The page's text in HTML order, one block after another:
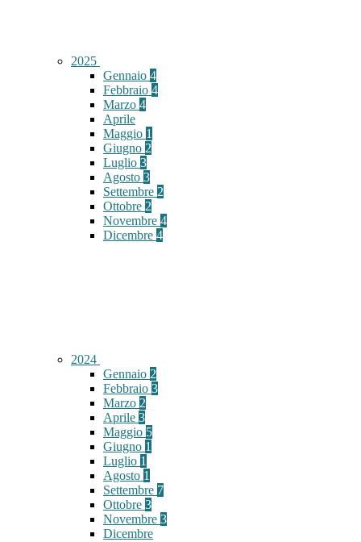
2025
Gennaio 4
Febbraio 4
Marzo 4
Aprile
Maggio 1
Giugno 2
Luglio 3
Agosto 3
Settembre 2
Ottobre 2
Novembre 4
Dicembre 4
2024
Gennaio 2
Febbraio 3
Marzo 2
Aprile 3
Maggio 5
Giugno 1
Luglio 1
Agosto 1
Settembre 7
Ottobre 3
Novembre 3
Dicembre